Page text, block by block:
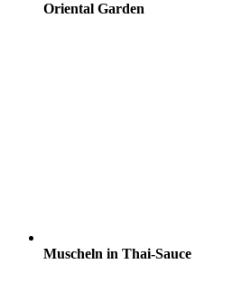
Oriental Garden
Muscheln in Thai-Sauce